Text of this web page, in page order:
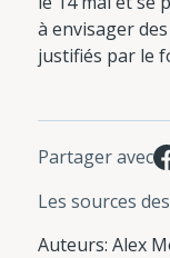
à envisager
justifiés par le
Partager avec
Les sources
Auteurs: Alex